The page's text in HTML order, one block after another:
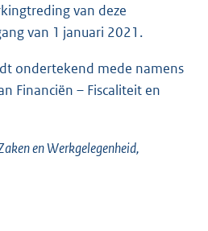
van deze
van 1 januari 2021.
ondertekend mede namens
Financiën – Fiscaliteit en
en Werkgelegenheid,